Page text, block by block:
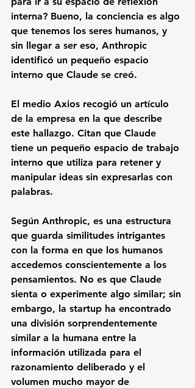
interna? Bueno, la conciencia es algo
que tenemos los seres humanos, y
sin llegar a ser eso, Anthropic
identificó un pequeño espacio
interno que Claude se creó.
El medio Axios recogió un artículo
de la empresa en la que describe
este hallazgo. Citan que Claude
tiene un pequeño espacio de trabajo
interno que utiliza para retener y
manipular ideas sin expresarlas con
palabras.
Según Anthropic, es una estructura
que guarda similitudes intrigantes
con la forma en que los humanos
accedemos conscientemente a los
pensamientos. No es que Claude
sienta o experimente algo similar; sin
embargo, la startup ha encontrado
una división sorprendentemente
similar a la humana entre la
información utilizada para el
razonamiento deliberado y el
volumen mucho mayor de